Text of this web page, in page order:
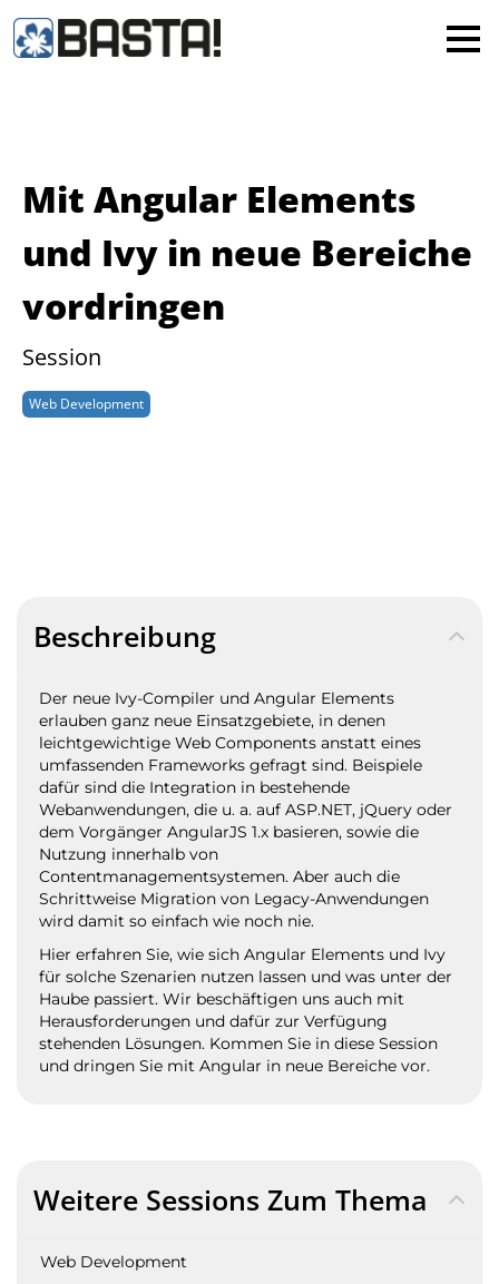
Mit Angular Elements
und Ivy in neue Bereiche
vordringen
Session
Web Development
Beschreibung
Der neue Ivy-Compiler und Angular Elements
erlauben ganz neue Einsatzgebiete, in denen
leichtgewichtige Web Components anstatt eines
umfassenden Frameworks gefragt sind. Beispiele
dafür sind die Integration in bestehende
Webanwendungen, die u. a. auf ASP.NET, jQuery oder
dem Vorgänger AngularJS 1.x basieren, sowie die
Nutzung innerhalb von
Contentmanagementsystemen. Aber auch die
Schrittweise Migration von Legacy-Anwendungen
wird damit so einfach wie noch nie.
Hier erfahren Sie, wie sich Angular Elements und Ivy
für solche Szenarien nutzen lassen und was unter der
Haube passiert. Wir beschäftigen uns auch mit
Herausforderungen und dafür zur Verfügung
stehenden Lösungen. Kommen Sie in diese Session
und dringen Sie mit Angular in neue Bereiche vor.
Weitere Sessions Zum Thema
Web Development
MAINZ
Alle